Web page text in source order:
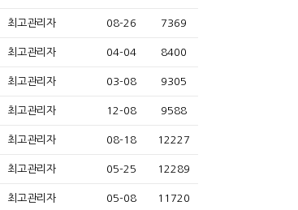
최고관리자 08-26 7369
최고관리자 04-04 8400
최고관리자 03-08 9305
최고관리자 12-08 9588
최고관리자 08-18 12227
최고관리자 05-25 12289
최고관리자 05-08 11720